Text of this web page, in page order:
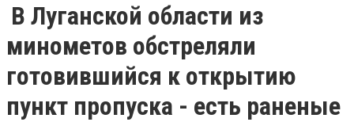
В Луганской области из
минометов обстреляли
готовившийся к открытию
пункт пропуска - есть раненые